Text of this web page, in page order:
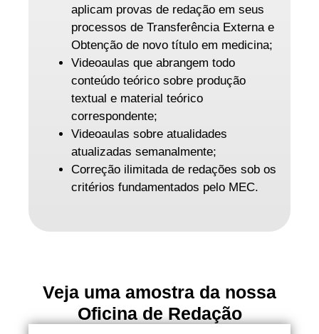
aplicam provas de redação em seus
processos de Transferência Externa e
Obtenção de novo título em medicina;
Videoaulas que abrangem todo
conteúdo teórico sobre produção
textual e material teórico
correspondente;
Videoaulas sobre atualidades
atualizadas semanalmente;
Correção ilimitada de redações sob os
critérios fundamentados pelo MEC.
Veja uma amostra da nossa
Oficina de Redação